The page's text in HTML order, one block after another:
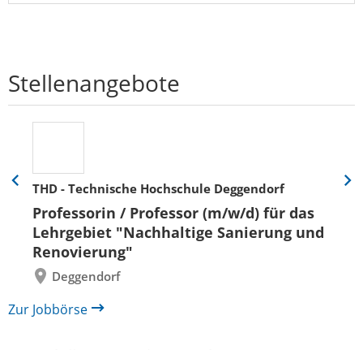
Stellenangebote
THD - Technische Hochschule Deggendorf
Professorin / Professor (m/w/d) für das
Lehrgebiet "Nachhaltige Sanierung und
Renovierung"
Deggendorf
Eine
zurück
Eine
Zur Jobbörse